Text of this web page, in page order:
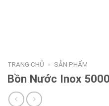
TRANG CHỦ » SẢN PHẨM
Bồn Nước Inox